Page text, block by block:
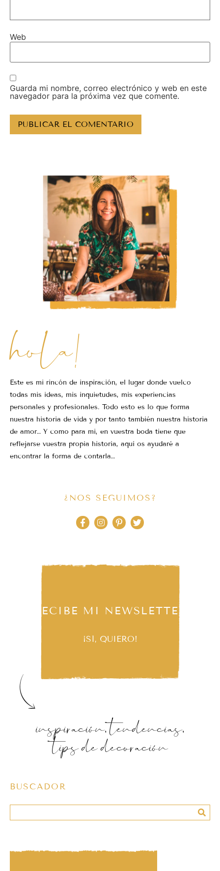
Web
Guarda mi nombre, correo electrónico y web en este
navegador para la próxima vez que comente.
hola!
Este es mi rincón de inspiración, el lugar donde vuelco
todas mis ideas, mis inquietudes, mis experiencias
personales y profesionales. Todo esto es lo que forma
nuestra historia de vida y por tanto también nuestra historia
de amor… Y como para mi, en vuestra boda tiene que
reflejarse vuestra propia historia, aquí os ayudaré a
encontrar la forma de contarla…
¿NOS SEGUIMOS?
RECIBE MI NEWSLETTER
¡SÍ, QUIERO!
inspiración, tendencias,
tips de decoración
BUSCADOR